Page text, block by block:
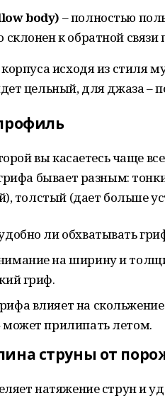
body) – полностью
склонен к обратной
исходя из стиля
цельный, для джаза –
вы касаетесь чаще
бывает разным:
толстый (дает больше
ли обхватывать
на ширину и
гриф.
влияет на
может прилипать летом.
струны от
натяжение струн и